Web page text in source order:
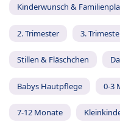
Kinderwunsch &
2. Trimester 3.
Stillen & Fläschchen
Babys Hautpflege 0-3
7-12 Monate